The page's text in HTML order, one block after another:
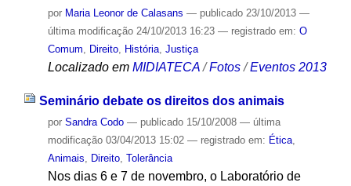
por Maria Leonor de Calasans — publicado23/10/2013 —
última modificação24/10/2013 16:23 — registrado em: O
Comum, Direito, História, Justiça
Localizado em MIDIATECA /Fotos /Eventos 2013
Seminário debate os direitos dos animais
por Sandra Codo — publicado15/10/2008 — última
modificação03/04/2013 15:02 — registrado em: Ética,
Animais
Direito, Tolerância
Nos dias 6 e 7 de novembro, o Laboratório de